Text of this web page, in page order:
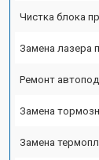
Чистка блока
Замена лазера
Ремонт
Замена
Замена